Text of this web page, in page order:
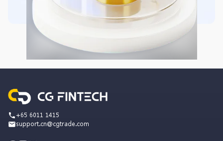
+65 6011 1415
support.cn@cgtrade.com